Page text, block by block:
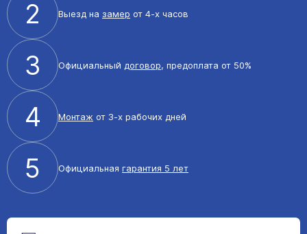
2 Выезд на замер от 4-х часов
3 Официальный договор, предоплата от 50%
4 Монтаж от 3-х рабочих дней
5 Официальная гарантия 5 лет